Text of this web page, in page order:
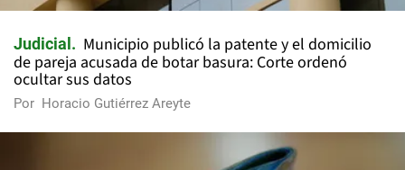
Judicial
Municipio publicó la patente y el domicilio
de pareja acusada de botar basura: Corte ordenó
ocultar sus datos
Por Horacio Gutiérrez Areyte